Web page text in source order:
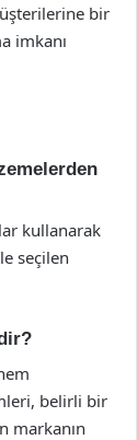
bir
imkanı
kullanarak
seçilen
belirli bir
markanın